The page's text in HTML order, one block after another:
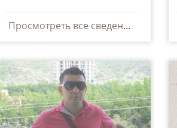
Просмотреть все сведения